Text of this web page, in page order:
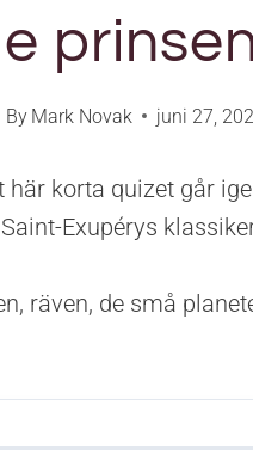
By Mark Novak juni 27,
korta quizet går
Exupérys
räven, de små